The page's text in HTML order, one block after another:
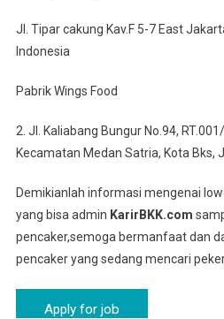
Jl. Tipar cakung Kav.F 5-7 East
Indonesia
Pabrik Wings Food
2. Jl. Kaliabang Bungur No.94,
Kecamatan Medan Satria, Kota Bks,
Demikianlah informasi mengenai
yang bisa admin KarirBKK.com
pencaker,semoga bermanfaat dan
pencaker yang sedang mencari